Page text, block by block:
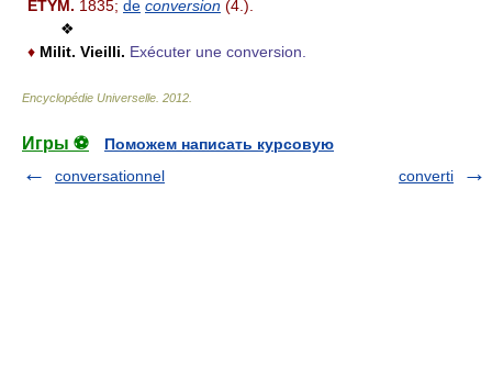
ÉTYM. 1835; de conversion (4.).
❖
♦ Milit. Vieilli. Exécuter une conversion.
Encyclopédie Universelle 2012
Игры ⚽
Поможем написать курсовую
conversationnel
converti